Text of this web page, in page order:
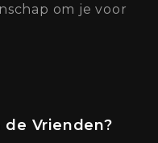
om je voor
de Vrienden?